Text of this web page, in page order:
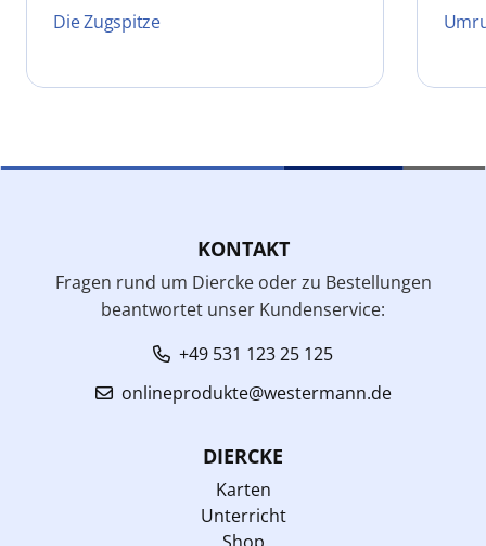
Die Zugspitze
KONTAKT
Fragen rund um Diercke oder zu Bestellungen
beantwortet unser Kundenservice:
+49 531 123 25 125
onlineprodukte@westermann.de
DIERCKE
Karten
Unterricht